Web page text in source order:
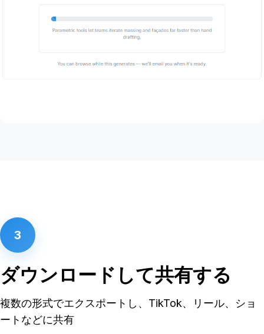
3
ダウンロードして共有する
複数の形式でエクスポートし、TikTok、リール、ショ
ートなどに共有